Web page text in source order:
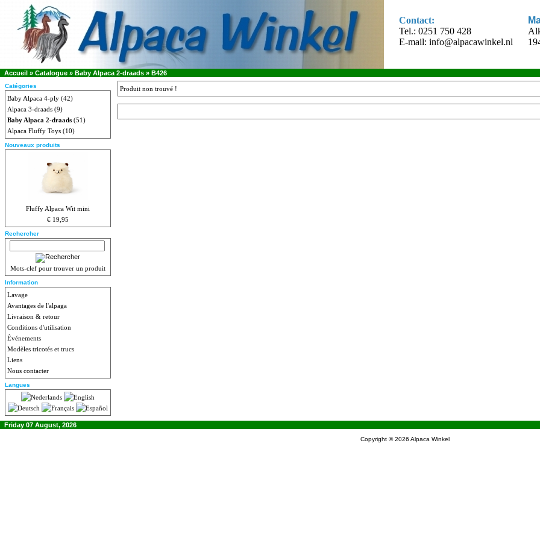
Contact:
Tel.: 0251 750 428
E-mail: info@alpacawinkel.nl
Accueil » Catalogue » Baby Alpaca 2-draads » B426
Catégories
Baby Alpaca 4-ply (42)
Alpaca 3-draads (9)
Baby Alpaca 2-draads (51)
Alpaca Fluffy Toys (10)
Nouveaux produits
Fluffy Alpaca Wit mini
€ 19,95
Rechercher
Mots-clef pour trouver un produit
Information
Lavage
Avantages de l'alpaga
Livraison & retour
Conditions d'utilisation
Événements
Modèles tricotés et trucs
Liens
Nous contacter
Langues
Produit non trouvé !
Friday 07 August, 2026
Copyright © 2026 Alpaca Winkel